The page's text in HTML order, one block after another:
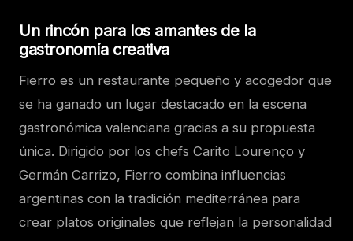
Un rincón para los amantes de la
gastronomía creativa
Fierro es un restaurante pequeño y acogedor que
se ha ganado un lugar destacado en la escena
gastronómica valenciana gracias a su propuesta
única. Dirigido por los chefs Carito Lourenço y
Germán Carrizo, Fierro combina influencias
argentinas con la tradición mediterránea para
crear platos originales que reflejan la personalidad